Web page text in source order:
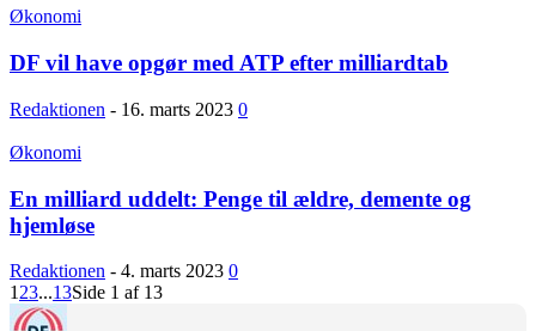
Økonomi
DF vil have opgør med ATP efter milliardtab
Redaktionen - 16. marts 2023 0
Økonomi
En milliard uddelt: Penge til ældre, demente og
hjemløse
Redaktionen - 4. marts 2023 0
1 23...13Side 1 af 13